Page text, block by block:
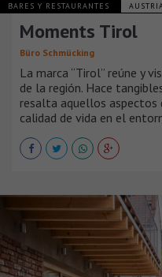
BARES Y RESTAURANTES
Moments Tirol
Büro Schmücking
La marca “Tirol” reúne y
de la región. Hace
resalta aquellos aspectos
calidad de vida en el